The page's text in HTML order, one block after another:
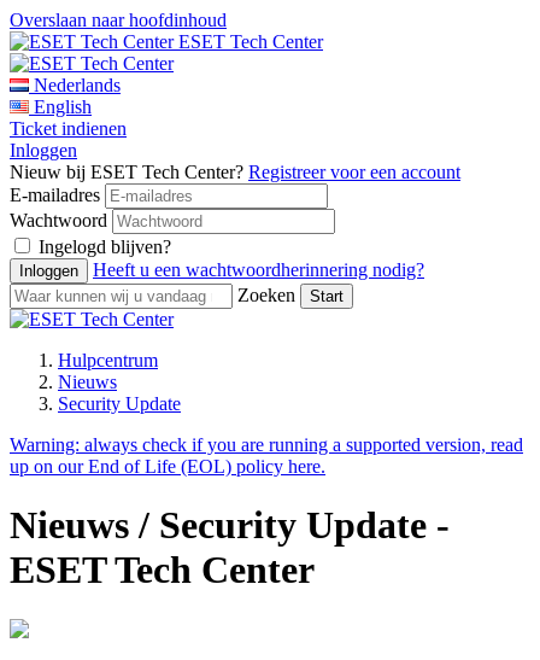
Overslaan naar hoofdinhoud
ESET Tech Center
Nederlands
English
Ticket indienen
Inloggen
Nieuw bij ESET Tech Center? Registreer voor een account
E-mailadres
Wachtwoord
Ingelogd blijven?
Heeft u een wachtwoordherinnering nodig?
Zoeken
Hulpcentrum
Nieuws
Security Update
Warning: always check if you are running a supported version, read
up on our End of Life (EOL) policy here.
Nieuws / Security Update -
ESET Tech Center